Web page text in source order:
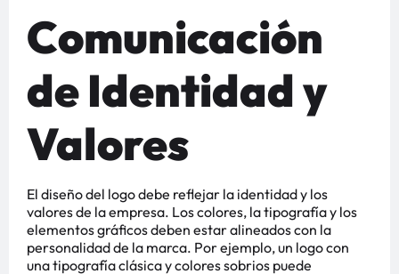
Comunicación
de Identidad y
Valores
El diseño del logo debe reflejar la identidad y los
valores de la empresa. Los colores, la tipografía y los
elementos gráficos deben estar alineados con la
personalidad de la marca. Por ejemplo, un logo con
una tipografía clásica y colores sobrios puede